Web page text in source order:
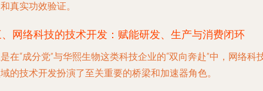
真实功效验证。
网络科技的技术开发：赋能研发、生产与消费闭环
在“成分党”与华熙生物这类科技企业的“双向奔赴”中，网络科
的技术开发扮演了至关重要的桥梁和加速器角色。